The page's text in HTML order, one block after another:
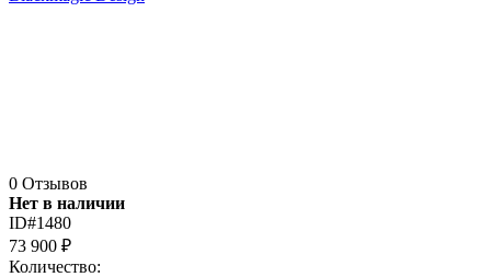
0 Отзывов
Нет в наличии
ID#1480
73 900 ₽
Количество: